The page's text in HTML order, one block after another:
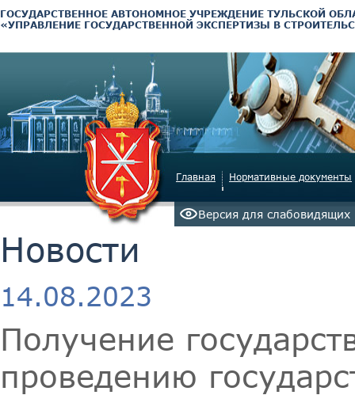
ГОСУДАРСТВЕННОЕ АВТОНОМНОЕ УЧРЕЖДЕНИЕ ТУЛЬСКОЙ
«УПРАВЛЕНИЕ ГОСУДАРСТВЕННОЙ ЭКСПЕРТИЗЫ В
Главная Нормативные документы
Версия для слабовидящих
Новости
14.08.2023
Получение
проведению